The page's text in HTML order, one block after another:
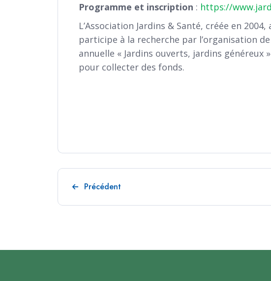
Programme et inscription : https://
L’Association Jardins & Santé, créée en
participe à la recherche par l’organisation
annuelle « Jardins ouverts, jardins
pour collecter des fonds.
Article précédent : Infolettre n°12 - Agenda
Précédent